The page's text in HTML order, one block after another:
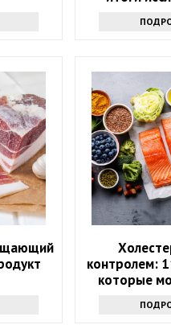
контролем:
которые
которых